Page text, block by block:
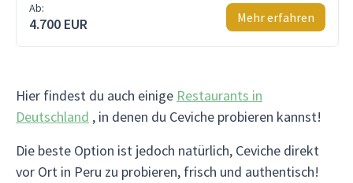
Ab:
4.700 EUR Mehr erfahren
Hier findest du auch einige Restaurants in
Deutschland , in denen du Ceviche probieren kannst!
Die beste Option ist jedoch natürlich, Ceviche direkt
vor Ort in Peru zu probieren, frisch und authentisch!